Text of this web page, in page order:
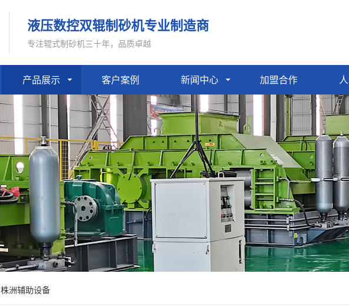
液压数控双辊制砂机专业制造商
专注辊式制砂机三十年，品质卓越
产品展示 客户案例 新闻中心 加盟合作
株洲辅助设备